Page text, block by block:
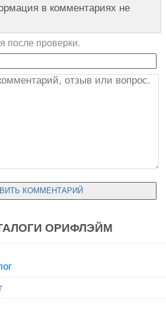
в комментариях не
после проверки.
ОРИФЛЭЙМ